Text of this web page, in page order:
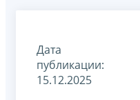
Дата
публикации:
15.12.2025